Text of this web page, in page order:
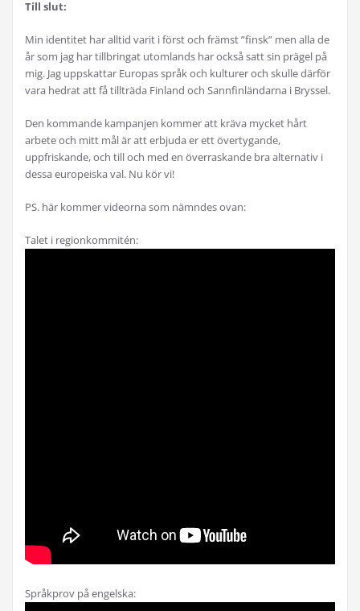
Till slut:
Min identitet har alltid varit i först och främst ”finsk” men alla de
år som jag har tillbringat utomlands har också satt sin prägel på
mig. Jag uppskattar Europas språk och kulturer och skulle därför
vara hedrat att få tillträda Finland och Sannfinländarna i Bryssel.
Den kommande kampanjen kommer att kräva mycket hårt
arbete och mitt mål är att erbjuda er ett övertygande,
uppfriskande, och till och med en överraskande bra alternativ i
dessa europeiska val. Nu kör vi!
PS. här kommer videorna som nämndes ovan:
Talet i regionkommitén:
Språkprov på engelska: